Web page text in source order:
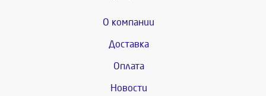
О компании
Доставка
Оплата
Новости